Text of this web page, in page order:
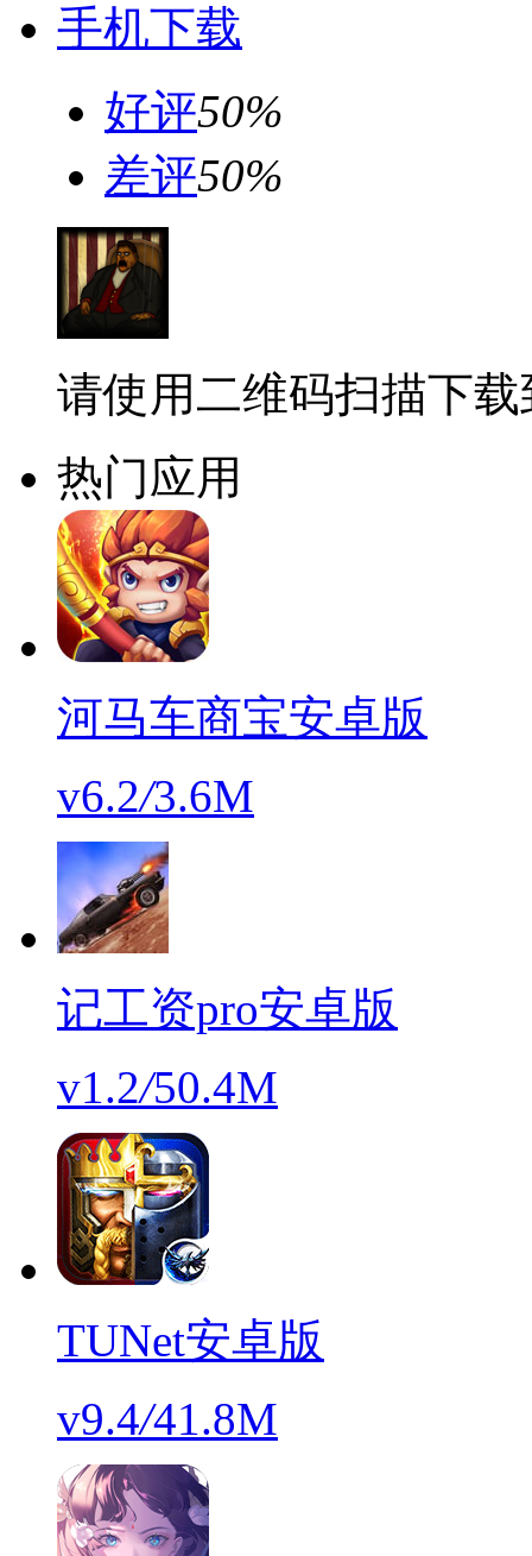
手机下载
好评50%
差评50%
请使用二维码扫描下
热门应用
河马车商宝安卓版
v6.2/3.6M
记工资pro安卓版
v1.2/50.4M
TUNet安卓版
v9.4/41.8M